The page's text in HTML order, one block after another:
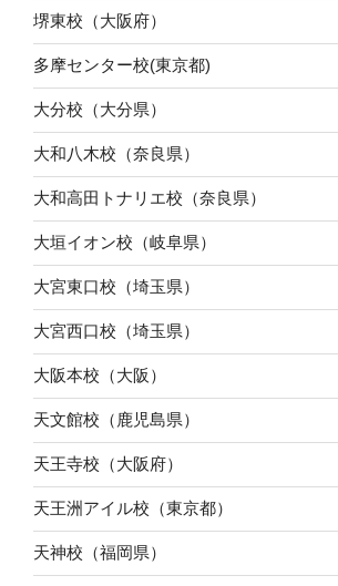
堺東校（大阪府）
多摩センター校(東京都)
大分校（大分県）
大和八木校（奈良県）
大和高田トナリエ校（奈良県）
大垣イオン校（岐阜県）
大宮東口校（埼玉県）
大宮西口校（埼玉県）
大阪本校（大阪）
天文館校（鹿児島県）
天王寺校（大阪府）
天王洲アイル校（東京都）
天神校（福岡県）